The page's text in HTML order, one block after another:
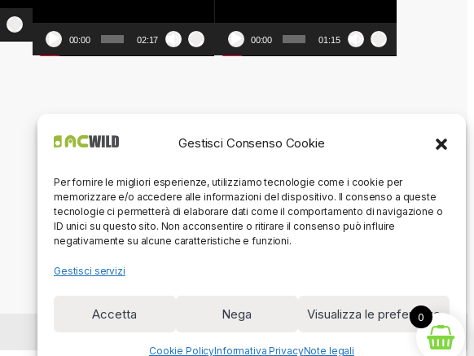
Gestisci Consenso Cookie
Per fornire le migliori esperienze, utilizziamo tecnologie come i cookie per
memorizzare e/o accedere alle informazioni del dispositivo. Il consenso a queste
tecnologie ci permetterà di elaborare dati come il comportamento di navigazione o
ID unici su questo sito. Non acconsentire o ritirare il consenso può influire
negativamente su alcune caratteristiche e funzioni.
Gestisci servizi
Accetta Nega Visualizza le preferenze
Cookie PolicyInformativa PrivacyNote legali
00:00 02:17 00:00 01:15
0